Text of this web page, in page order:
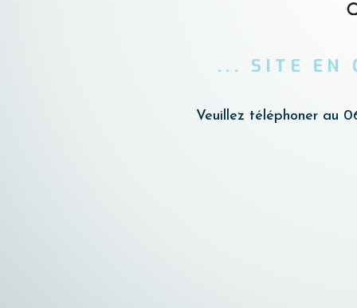
... SITE EN
Veuillez téléphoner au